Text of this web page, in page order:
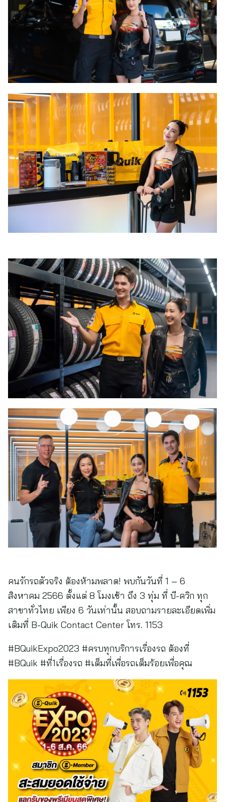
คนรักรถตัวจริง ต้องห้ามพลาด! พบกันวันที่ 1 – 6
สิงหาคม 2566 ตั้งแต่ 8 โมงเช้า ถึง 3 ทุ่ม ที่ บี-ควิก ทุก
สาขาทั่วไทย เพียง 6 วันเท่านั้น สอบถามรายละเอียดเพิ่ม
เติมที่ B-Quik Contact Center โทร. 1153
#BQuikExpo2023 #ครบทุกบริการเรื่องรถ ต้องที่
#BQuik #ที่1เรื่องรถ #เต็มที่เพื่อรถเต็มร้อยเพื่อคุณ